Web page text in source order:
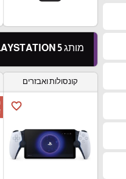
מותג PLAYSTATION 5
קונסולות ואבזרים
favorite_border